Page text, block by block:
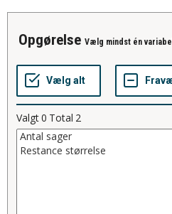
opgørelse Vælg mindst én variabel
Valgt0 Total 2